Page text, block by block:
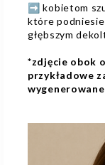
➡️ kobietom
które
głębszym
*zdjęcie obok
przykładowe